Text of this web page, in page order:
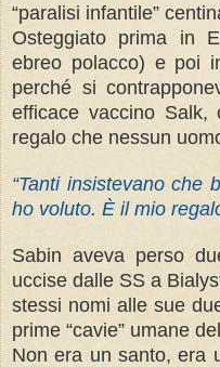
“paralisi infantile”
Osteggiato prima in
ebreo polacco) e poi
perché si
efficace vaccino
regalo che nessun
“Tanti insistevano che
ho voluto. È il mio
Sabin aveva perso
uccise dalle SS a
stessi nomi alle sue
prime “cavie” umane
Non era un santo, era